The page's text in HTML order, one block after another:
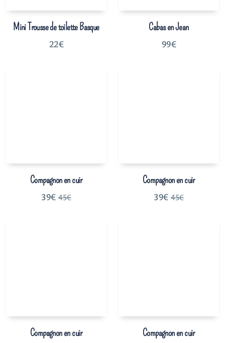
Mini Trousse de toilette Basque
22€
Cabas en Jean
99€
Compagnon en cuir
39€ 45€
Compagnon en cuir
39€ 45€
Compagnon en cuir Compagnon en cuir